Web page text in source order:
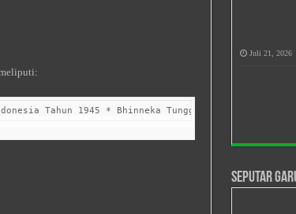
Tahun 1945 * Bhinneka Tunggal Ika *
Juli 21, 2026
Seputar